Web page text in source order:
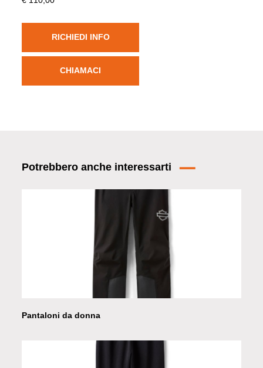
RICHIEDI INFO
CHIAMACI
Potrebbero anche interessarti
Pantaloni da donna